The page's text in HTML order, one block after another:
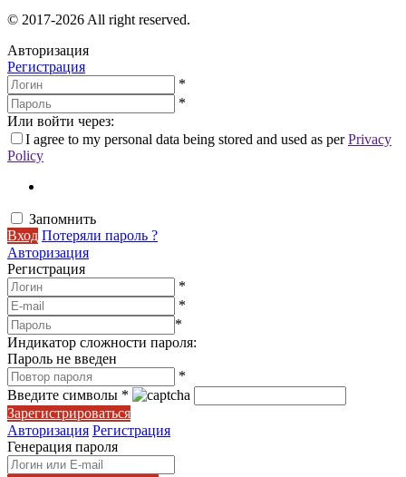
© 2017-2026 All right reserved.
Авторизация
Регистрация
*
*
Или войти через:
I agree to my personal data being stored and used as perPrivacy
Policy
Запомнить
Вход Потеряли пароль ?
Авторизация
Регистрация
*
*
*
Индикатор сложности пароля:
Пароль не введен
*
Введите символы *
Зарегистрироваться
Авторизация Регистрация
Генерация пароля